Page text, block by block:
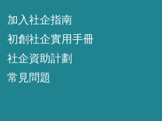
加入社企指南
初創社企實用手冊
社企資助計劃
常見問題